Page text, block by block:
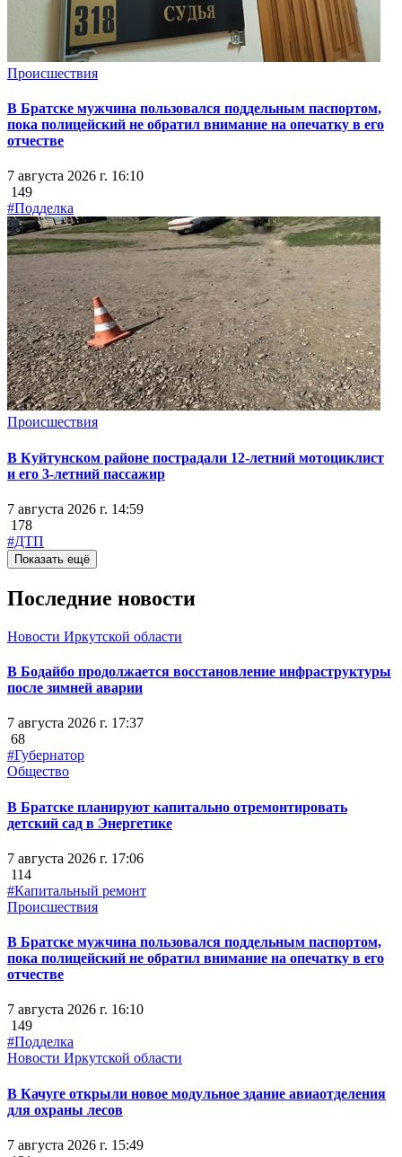
Происшествия
В Братске мужчина пользовался поддельным паспортом,
пока полицейский не обратил внимание на опечатку в его
отчестве
7 августа 2026 г. 16:10
149
#Подделка
Происшествия
В Куйтунском районе пострадали 12-летний мотоциклист
и его 3-летний пассажир
7 августа 2026 г. 14:59
178
#ДТП
Показать ещё
Последние новости
Новости Иркутской области
В Бодайбо продолжается восстановление инфраструктуры
после зимней аварии
7 августа 2026 г. 17:37
68
#Губернатор
Общество
В Братске планируют капитально отремонтировать
детский сад в Энергетике
7 августа 2026 г. 17:06
114
#Капитальный ремонт
Происшествия
В Братске мужчина пользовался поддельным паспортом,
пока полицейский не обратил внимание на опечатку в его
отчестве
7 августа 2026 г. 16:10
149
#Подделка
Новости Иркутской области
В Качуге открыли новое модульное здание авиаотделения
для охраны лесов
7 августа 2026 г. 15:49